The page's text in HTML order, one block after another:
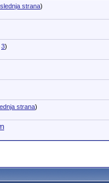
strana)
3)
strana)